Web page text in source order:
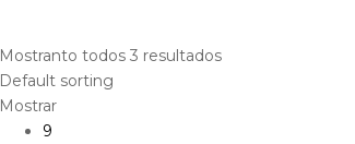
Mostranto todos 3 resultados
Default sorting
Mostrar
9